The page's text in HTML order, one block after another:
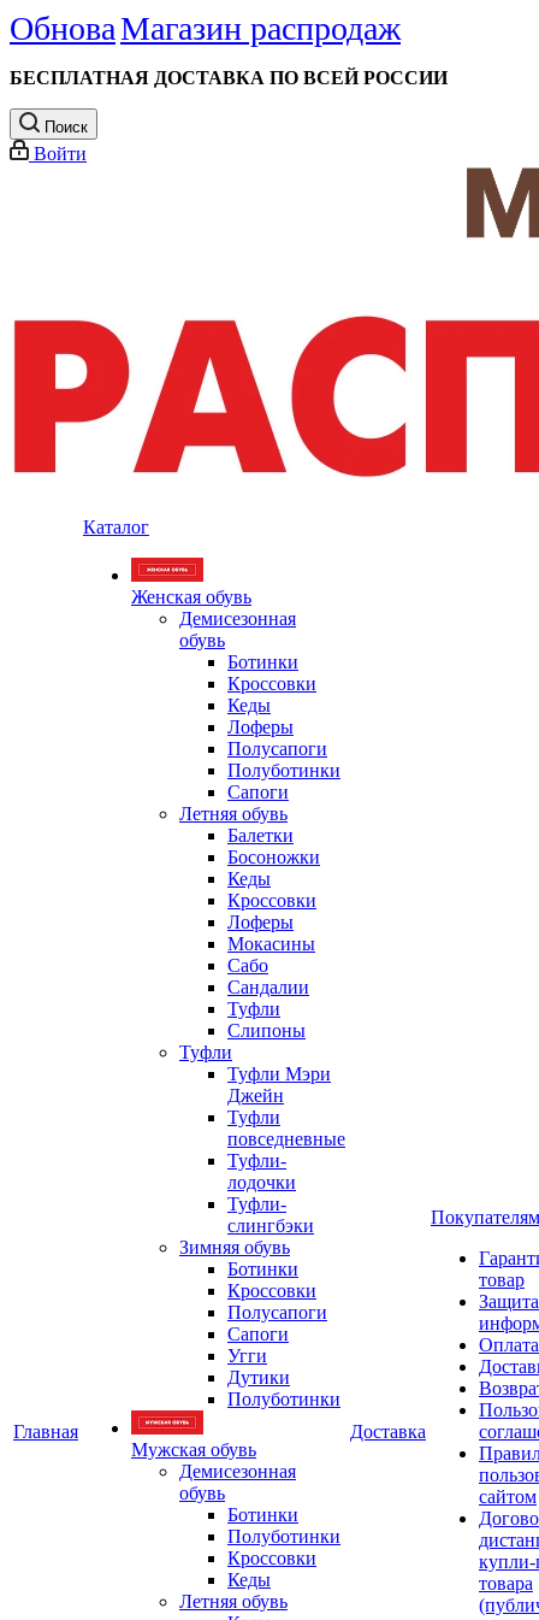
ОбноваМагазин распродаж
БЕСПЛАТНАЯ ДОСТАВКА ПО ВСЕЙ РОССИИ
Поиск
Войти
Главная
Каталог
Женская обувь
Демисезонная
обувь
Ботинки
Кроссовки
Кеды
Лоферы
Полусапоги
Полуботинки
Сапоги
Летняя обувь
Балетки
Босоножки
Кеды
Кроссовки
Лоферы
Мокасины
Сабо
Сандалии
Туфли
Слипоны
Туфли
Туфли Мэри
Джейн
Туфли
повседневные
Туфли-
лодочки
Туфли-
слингбэки
Зимняя обувь
Ботинки
Кроссовки
Полусапоги
Сапоги
Угги
Дутики
Полуботинки
Мужская обувь
Демисезонная
обувь
Ботинки
Полуботинки
Кроссовки
Кеды
Летняя обувь
Доставка
Покупателям
товар
Защита
Оплата
сайтом
товара